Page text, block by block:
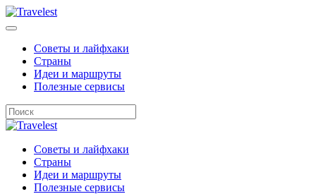
Советы и лайфхаки
Страны
Идеи и маршруты
Полезные сервисы
Советы и лайфхаки
Страны
Идеи и маршруты
Полезные сервисы